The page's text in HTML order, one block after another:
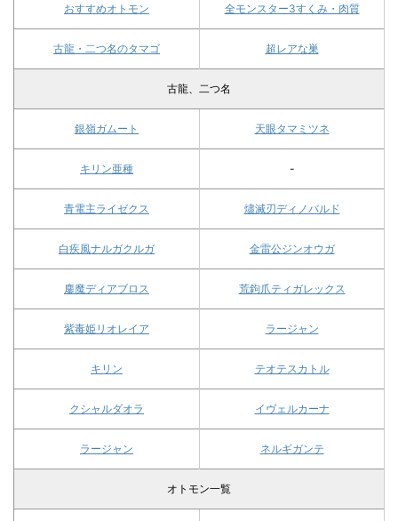
おすすめオトモン 全モンスター3すくみ・肉質
古龍・二つ名のタマゴ 超レアな巣
古龍、二つ名
銀嶺ガムート 天眼タマミツネ
キリン亜種 -
青電主ライゼクス 燼滅刃ディノバルド
白疾風ナルガクルガ 金雷公ジンオウガ
鏖魔ディアブロス 荒鉤爪ティガレックス
紫毒姫リオレイア ラージャン
キリン テオテスカトル
クシャルダオラ イヴェルカーナ
ラージャン ネルギガンテ
オトモン一覧